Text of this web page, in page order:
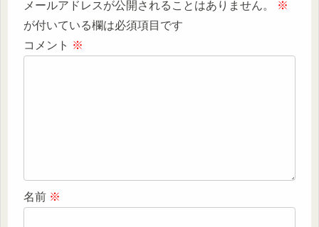
メールアドレスが公開されることはありません。
※
が付いている欄は必須項目です
コメント ※
名前 ※